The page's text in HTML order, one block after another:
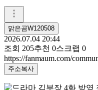
맑은곰W120508
2026.07.04 20:44
조회 205추천 0스크랩 0
https://fanmaum.com/
주소복사